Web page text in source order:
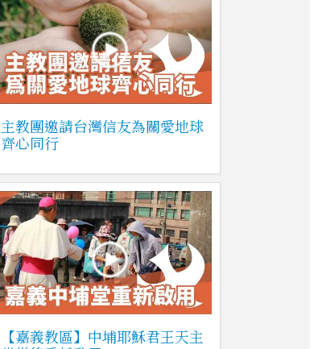
主教團邀請台灣信友為關愛地球
齊心同行
【嘉義教區】中埔耶穌君王天主